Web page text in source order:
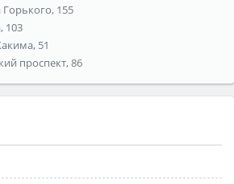
155
103
51
проспект, 86